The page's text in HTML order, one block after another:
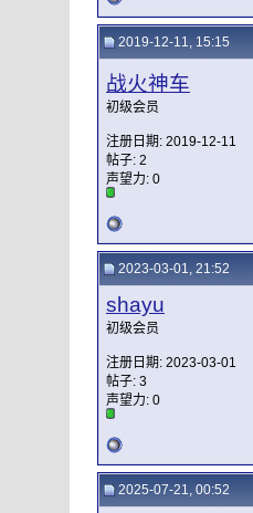
2019-12-11, 15:15
战火神车
初级会员
注册日期: 2019-12-11
帖子: 2
声望力: 0
2023-03-01, 21:52
shayu
初级会员
注册日期: 2023-03-01
帖子: 3
声望力: 0
2025-07-21, 00:52